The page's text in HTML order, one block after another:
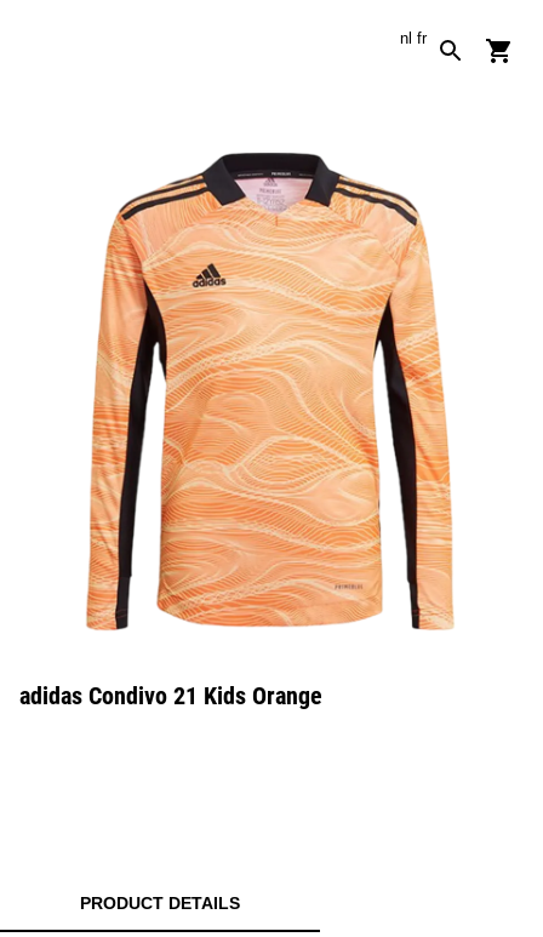
nl fr
adidas Condivo 21 Kids Orange
PRODUCT DETAILS